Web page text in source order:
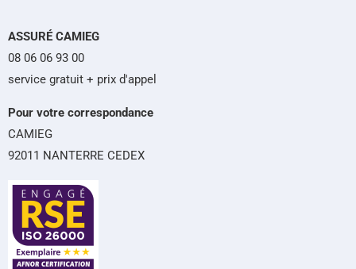
ASSURÉ CAMIEG
08 06 06 93 00
service gratuit + prix d'appel
Pour votre correspondance
CAMIEG
92011 NANTERRE CEDEX